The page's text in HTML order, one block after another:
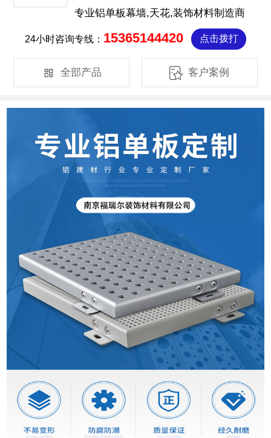
专业铝单板幕墙,天花,装饰材料制造商
24小时咨询专线： 15365144420 点击拨打
 全部产品  客户案例